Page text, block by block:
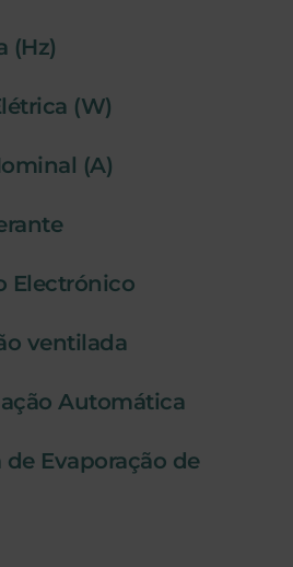
(Hz)
(W)
(A)
Electrónico
ventilada
Automática
de Evaporação de